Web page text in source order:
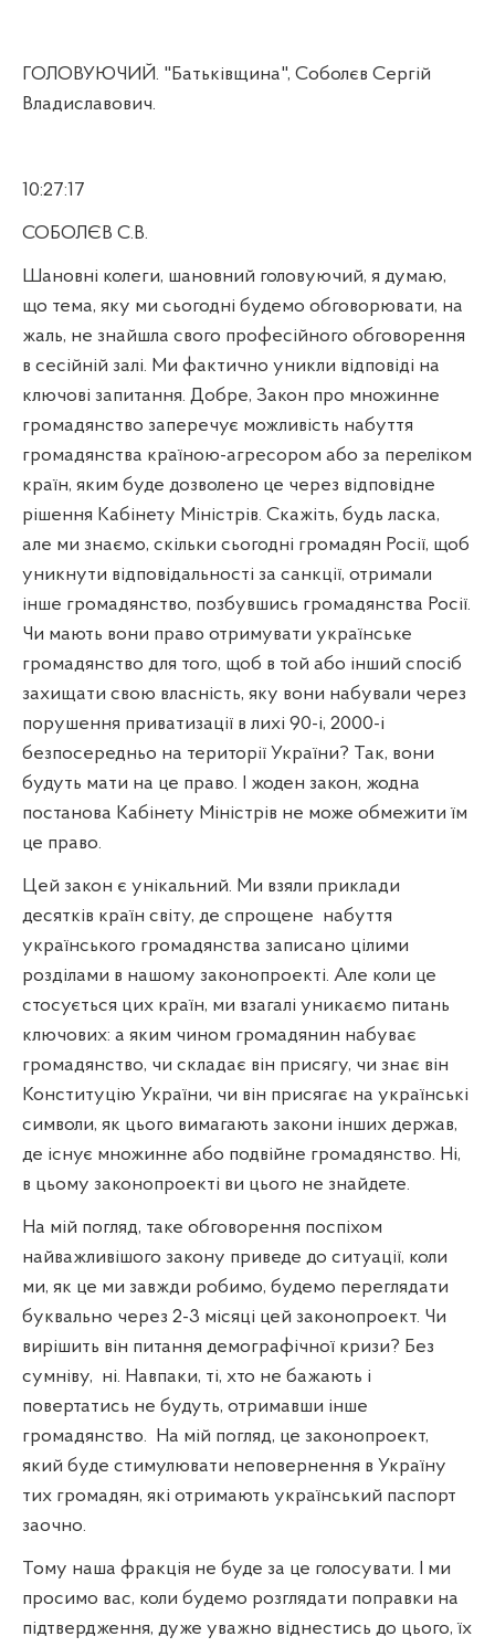
ГОЛОВУЮЧИЙ. "Батьківщина", Соболєв Сергій
Владиславович.
10:27:17
СОБОЛЄВ С.В.
Шановні колеги, шановний головуючий, я думаю,
що тема, яку ми сьогодні будемо обговорювати, на
жаль, не знайшла свого професійного обговорення
в сесійній залі. Ми фактично уникли відповіді на
ключові запитання. Добре, Закон про множинне
громадянство заперечує можливість набуття
громадянства країною-агресором або за переліком
країн, яким буде дозволено це через відповідне
рішення Кабінету Міністрів. Скажіть, будь ласка,
але ми знаємо, скільки сьогодні громадян Росії, щоб
уникнути відповідальності за санкції, отримали
інше громадянство, позбувшись громадянства Росії.
Чи мають вони право отримувати українське
громадянство для того, щоб в той або інший спосіб
захищати свою власність, яку вони набували через
порушення приватизації в лихі 90-і, 2000-і
безпосередньо на території України? Так, вони
будуть мати на це право. І жоден закон, жодна
постанова Кабінету Міністрів не може обмежити їм
це право.
Цей закон є унікальний. Ми взяли приклади
десятків країн світу, де спрощене набуття
українського громадянства записано цілими
розділами в нашому законопроекті. Але коли це
стосується цих країн, ми взагалі уникаємо питань
ключових: а яким чином громадянин набуває
громадянство, чи складає він присягу, чи знає він
Конституцію України, чи він присягає на українські
символи, як цього вимагають закони інших держав,
де існує множинне або подвійне громадянство. Ні,
в цьому законопроекті ви цього не знайдете.
На мій погляд, таке обговорення поспіхом
найважливішого закону приведе до ситуації, коли
ми, як це ми завжди робимо, будемо переглядати
буквально через 2-3 місяці цей законопроект. Чи
вирішить він питання демографічної кризи? Без
сумніву, ні. Навпаки, ті, хто не бажають і
повертатись не будуть, отримавши інше
громадянство.
На мій погляд, це законопроект,
який буде стимулювати неповернення в Україну
тих громадян, які отримають український паспорт
заочно.
Тому наша фракція не буде за це голосувати. І ми
просимо вас, коли будемо розглядати поправки на
підтвердження, дуже уважно віднестись до цього, їх